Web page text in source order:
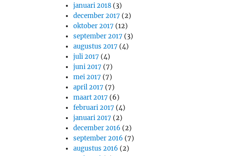
januari 2018 (3)
december 2017 (2)
oktober 2017 (12)
september 2017 (3)
augustus 2017 (4)
juli 2017 (4)
juni 2017 (7)
mei 2017 (7)
april 2017 (7)
maart 2017 (6)
februari 2017 (4)
januari 2017 (2)
december 2016 (2)
september 2016 (7)
augustus 2016 (2)